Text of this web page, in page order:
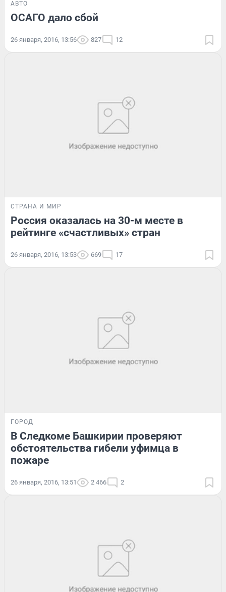
АВТО
ОСАГО дало сбой
26 января, 2016, 13:56 827 12
СТРАНА И МИР
Россия оказалась на 30-м месте в
рейтинге «счастливых» стран
26 января, 2016, 13:53 669 17
ГОРОД
В Следкоме Башкирии проверяют
обстоятельства гибели уфимца в
пожаре
26 января, 2016, 13:51 2 466 2